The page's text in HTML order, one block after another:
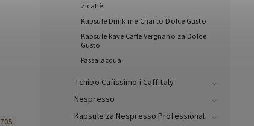
Zicaffè
Kapsule Drink me Chai to Dolce Gusto
Kapsule kave Caffe Vergnano za Dolce
Gusto
Passalacqua
Tchibo Cafissimo i Caffitaly
Nespresso
Kapsule za Nespresso Professional
705